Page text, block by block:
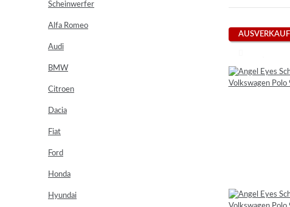
Scheinwerfer
Alfa Romeo
Audi
BMW
Citroen
Dacia
Fiat
Ford
Honda
Hyundai